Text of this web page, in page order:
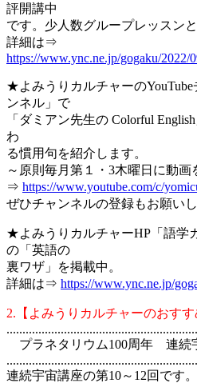
評開講中
です。少人数グループレッスン
詳細は⇒
https://www.ync.ne.jp/gogaku/2022/
★よみうりカルチャーの
ンネル」で
「ダミアン先生の Colorful
わ
る慣用句を紹介します。
～原則毎月第１・3木曜日に動画
⇒ https://www.youtube.com/c/
ぜひチャンネルの登録もお願いし
★よみうりカルチャーHP「語学
の「英語の
裏ワザ」を掲載中。
詳細は⇒ https://www.ync.ne.jp/
2.【よみうりカルチャーのおすす
プラネタリウム100周年 連続
連続宇宙講座の第10～12回です